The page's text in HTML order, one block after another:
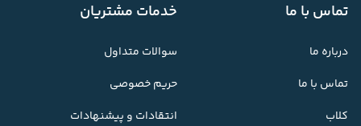
تماس با ما
درباره ما
تماس با ما
کلاب
خدمات مشتریان
سوالات متداول
حریم خصوصی
انتقادات و پیشنهادات